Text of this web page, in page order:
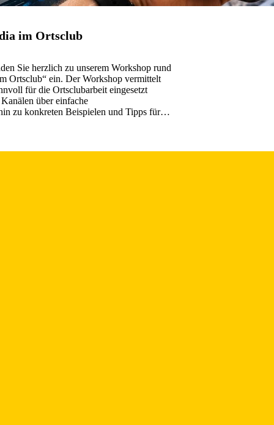
im Ortsclub
Sie herzlich zu unserem Workshop rund
Ortsclub“ ein. Der Workshop vermittelt
für die Ortsclubarbeit eingesetzt
über einfache
zu konkreten Beispielen und Tipps für